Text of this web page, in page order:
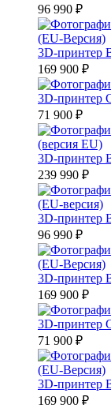
96 990 ₽
3D-принтер
169 900 ₽
3D-принтер
71 900 ₽
3D-принтер
239 990 ₽
3D-принтер
96 990 ₽
3D-принтер
169 900 ₽
3D-принтер
71 900 ₽
3D-принтер
169 900 ₽